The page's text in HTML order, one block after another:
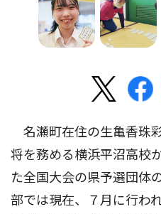
名瀬町在住の生亀香珠
将を務める横浜平沼高校
た全国大会の県予選団体
部では現在、７月に行わ